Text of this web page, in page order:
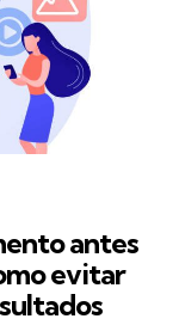
antes
evitar